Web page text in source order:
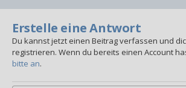
Erstelle eine Antwort
Du kannst jetzt einen Beitrag verfassen und
registrieren. Wenn du bereits einen Account
bitte an.